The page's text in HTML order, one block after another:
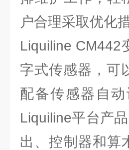
户合理采取优化
Liquiline CM442
字式传感器，可
配备传感器自
Liquiline平台产
出、控制器和算